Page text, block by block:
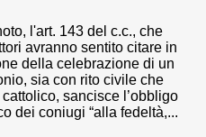
l'art. 143 del c.c., che
avranno sentito citare in
della celebrazione di un
sia con rito civile che
sancisce l’obbligo
dei coniugi “alla fedeltà,...